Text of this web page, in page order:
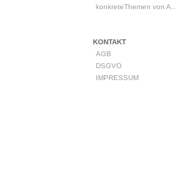
konkreteThemen von
KONTAKT
AGB
DSGVO
IMPRESSUM